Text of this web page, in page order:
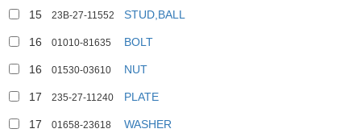
15 23B-27-11552 STUD,BALL
16 01010-81635 BOLT
16 01530-03610 NUT
17 235-27-11240 PLATE
17 01658-23618 WASHER